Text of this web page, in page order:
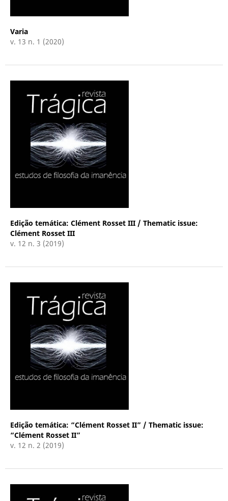
Varia
v. 13 n. 1 (2020)
Edição temática: Clément Rosset III / Thematic issue:
Clément Rosset III
v. 12 n. 3 (2019)
Edição temática: “Clément Rosset II” / Thematic issue:
“Clément Rosset II”
v. 12 n. 2 (2019)